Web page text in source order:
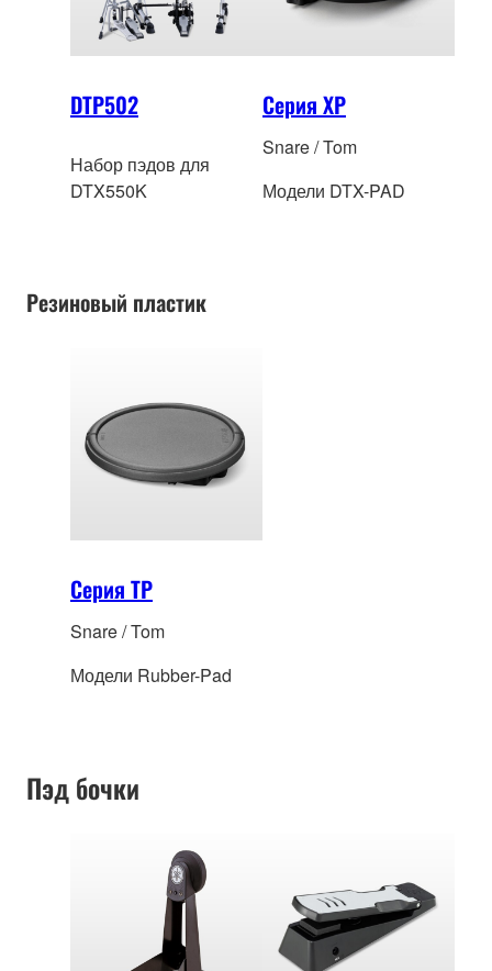
DTP502
Набор пэдов для
DTX550K
Серия XP
Snare / Tom
Модели DTX-PAD
Резиновый пластик
Серия TP
Snare / Tom
Модели Rubber-Pad
Пэд бочки